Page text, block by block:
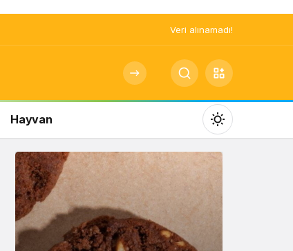
Veri alınamadı!
Hayvan
Mod
değiştir
Gündüz Modu
Gündüz modunu seçin.